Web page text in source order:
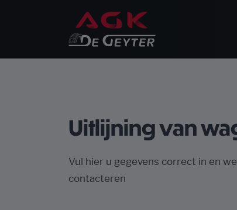
Uitlijning van
Vul hier u gegevens correct in en
contacteren